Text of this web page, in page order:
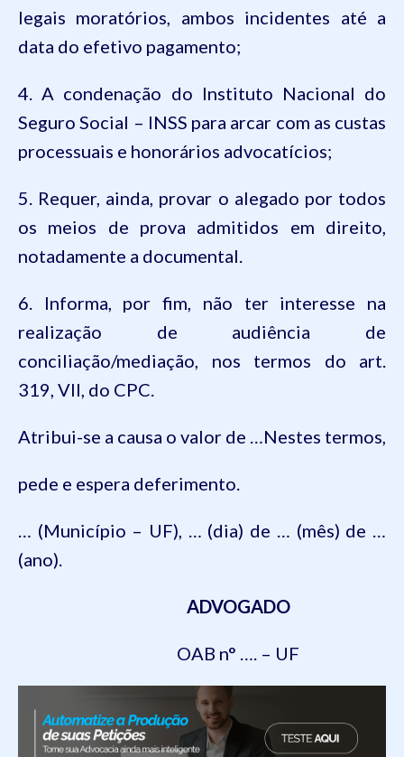
legais moratórios, ambos incidentes até a
data do efetivo pagamento;
4. A condenação do Instituto Nacional do
Seguro Social – INSS para arcar com as custas
processuais e honorários advocatícios;
5. Requer, ainda, provar o alegado por todos
os meios de prova admitidos em direito,
notadamente a documental.
6. Informa, por fim, não ter interesse na
realização de audiência de
conciliação/mediação, nos termos do art.
319, VII, do CPC.
Atribui-se a causa o valor de …Nestes termos,
pede e espera deferimento.
… (Município – UF), … (dia) de … (mês) de …
(ano).
ADVOGADO
OAB n° …. – UF